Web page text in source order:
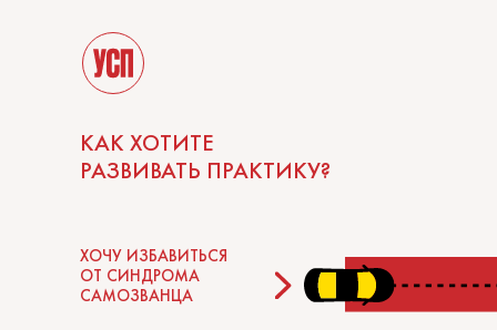
КАК ХОТИТЕ
РАЗВИВАТЬ ПРАКТИКУ?
ХОЧУ ИЗБАВИТЬСЯ
ОТ СИНДРОМА
САМОЗВАНЦА